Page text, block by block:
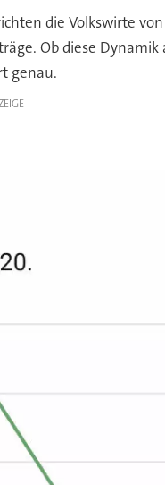
die Volkswirte von
Ob diese Dynamik
genau.